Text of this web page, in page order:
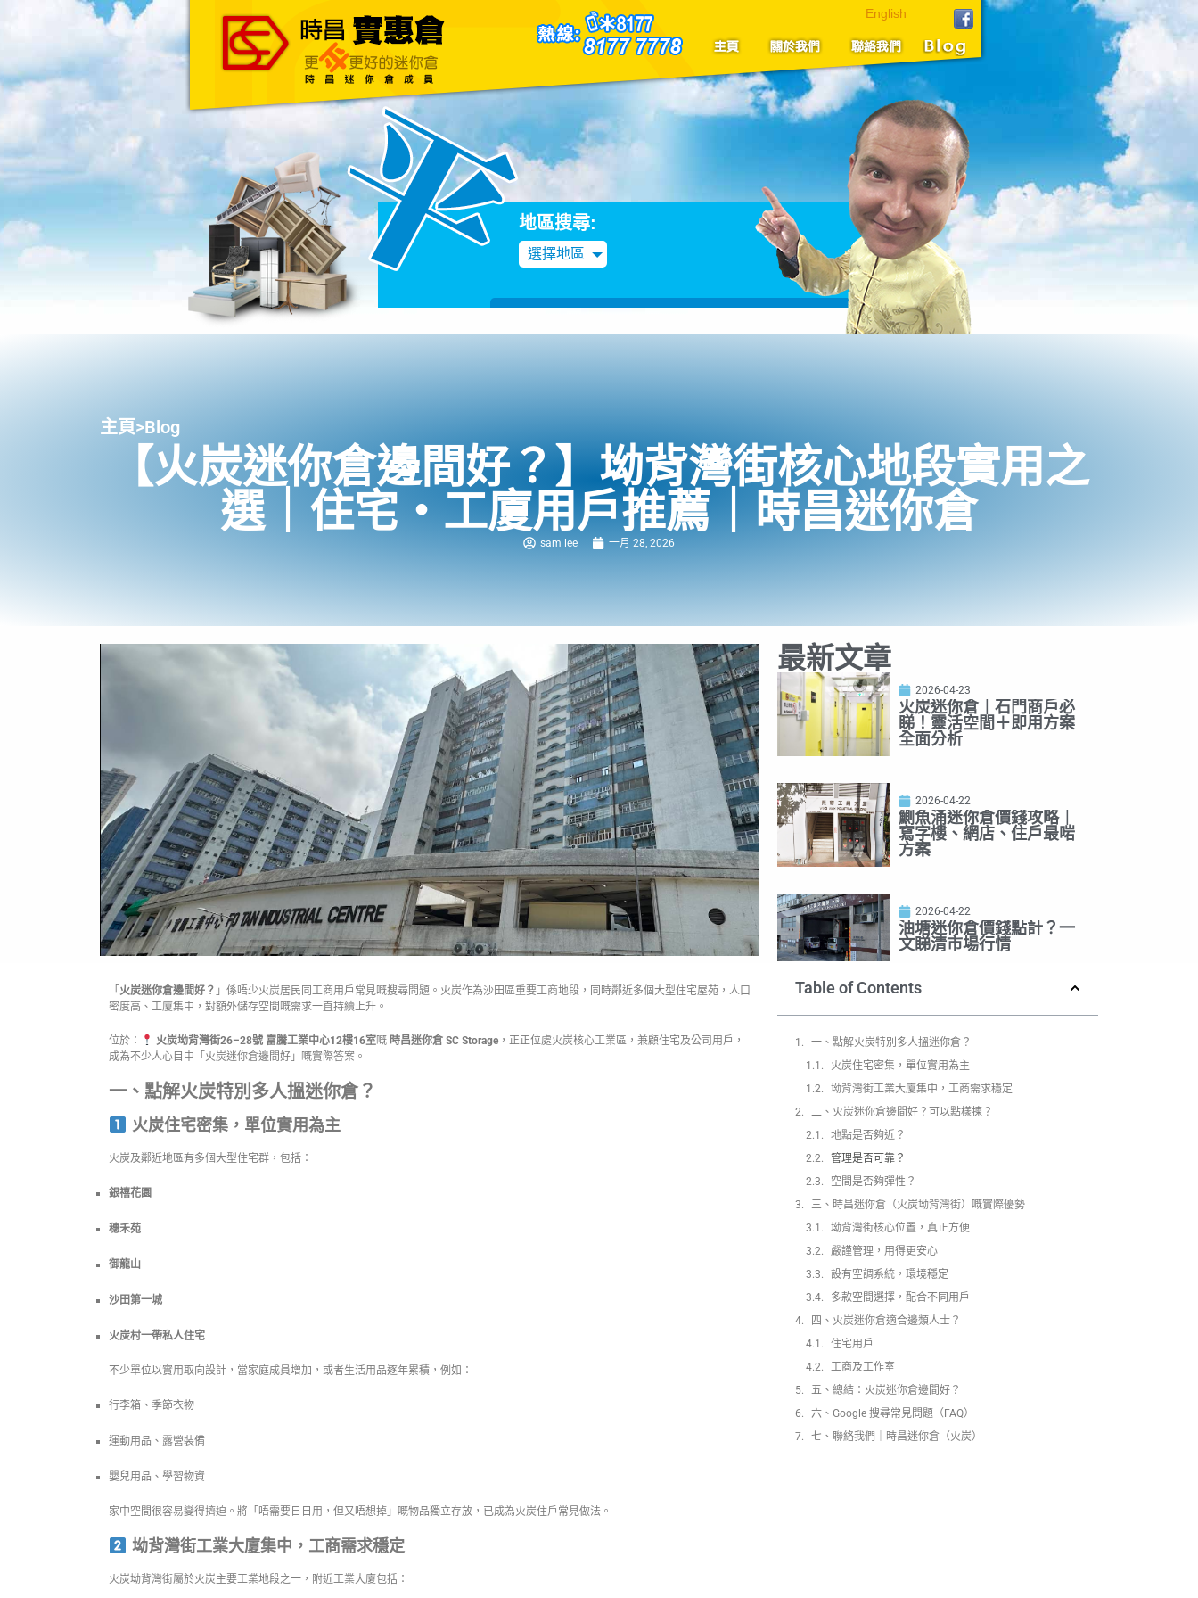
主頁 關於我們 聯絡我們
English
地區搜尋:
選擇地區
主頁>Blog
【火炭迷你倉邊間好？】坳背灣街核心地段實用之
選｜住宅・工廈用戶推薦｜時昌迷你倉
sam lee 一月 28, 2026
「 火炭迷你倉邊間好？ 」係唔少火炭居民同工商用戶常見嘅搜尋問題。火炭作為沙田區重要工商地段，同時鄰近多個大型住宅屋苑，人口
密度高、工廈集中，對額外儲存空間嘅需求一直持續上升。
位於： 火炭坳背灣街26–28號 富騰工業中心12樓16室嘅 時昌迷你倉 SC Storage，正正位處火炭核心工業區，兼顧住宅及公司用戶，
成為不少人心目中「火炭迷你倉邊間好」嘅實際答案。
一、點解火炭特別多人搵迷你倉？
火炭住宅密集，單位實用為主
火炭及鄰近地區有多個大型住宅群，包括：
銀禧花園
穗禾苑
御龍山
沙田第一城
火炭村一帶私人住宅
不少單位以實用取向設計，當家庭成員增加，或者生活用品逐年累積，例如：
行李箱、季節衣物
運動用品、露營裝備
嬰兒用品、學習物資
家中空間很容易變得擠迫。將「唔需要日日用，但又唔想掉」嘅物品獨立存放，已成為火炭住戶常見做法。
坳背灣街工業大廈集中，工商需求穩定
火炭坳背灣街屬於火炭主要工業地段之一，附近工業大廈包括：
最新文章
2026-04-23
火炭迷你倉｜石門商戶必
睇！靈活空間＋即用方案
全面分析
2026-04-22
鰂魚涌迷你倉價錢攻略｜
寫字樓、網店、住戶最啱
方案
2026-04-22
油塘迷你倉價錢點計？一
文睇清市場行情
Table of Contents
一、點解火炭特別多人搵迷你倉？
火炭住宅密集，單位實用為主
坳背灣街工業大廈集中，工商需求穩定
二、火炭迷你倉邊間好？可以點樣揀？
地點是否夠近？
管理是否可靠？
空間是否夠彈性？
三、時昌迷你倉（火炭坳背灣街）嘅實際優勢
坳背灣街核心位置，真正方便
嚴謹管理，用得更安心
設有空調系統，環境穩定
多款空間選擇，配合不同用戶
四、火炭迷你倉適合邊類人士？
住宅用戶
工商及工作室
五、總結：火炭迷你倉邊間好？
六、Google 搜尋常見問題（FAQ）
七、聯絡我們｜時昌迷你倉（火炭）